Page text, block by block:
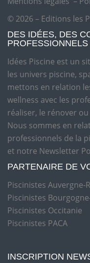
© 2026 – Editions les
DES IDÉES, DES
PROFESSIONNELS
Idées Piscine est un
les univers piscine,
mettons en relation
wellness avec les
réaliser, le rénover
Nous sommes en
professionnels de la
et notre Newsletter
PARTENAIRE DE
Piscinistes Auvergne-
Piscinistes
Piscinistes Occitanie
Piscinistes PACA
INSCRIPTION